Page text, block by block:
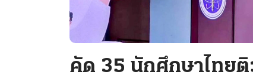
คัด 35 นักศึกษาไทยติ